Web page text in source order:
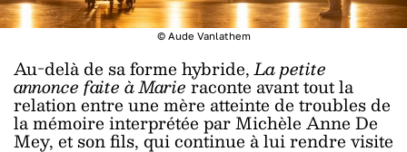
© Aude Vanlathem
Au-delà de sa forme hybride,La petite
annonce faite à Marieraconte avant tout la
relation entre une mère atteinte de troubles de
la mémoire interprétée par Michèle Anne De
Mey, et son fils, qui continue à lui rendre visite